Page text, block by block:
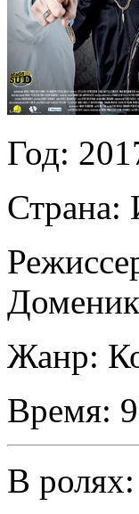
Год:
Страна:
Жанр:
Время:
В ролях: